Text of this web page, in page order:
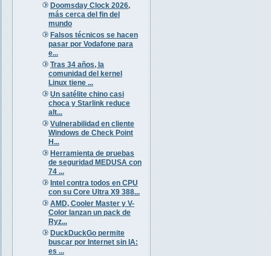
Doomsday Clock 2026,
más cerca del fin del
mundo
Falsos técnicos se hacen
pasar por Vodafone para
e...
Tras 34 años, la
comunidad del kernel
Linux tiene ...
Un satélite chino casi
choca y Starlink reduce
alt...
Vulnerabilidad en cliente
Windows de Check Point
H...
Herramienta de pruebas
de seguridad MEDUSA con
74 ...
Intel contra todos en CPU
con su Core Ultra X9 388...
AMD, Cooler Master y V-
Color lanzan un pack de
Ryz...
DuckDuckGo permite
buscar por Internet sin IA:
es ...